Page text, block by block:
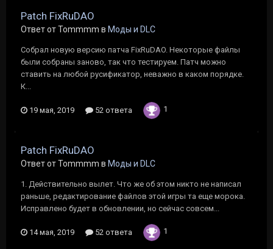
Patch FixRuDAO
Ответ от Tommmm в Моды и DLC
Собрал новую версию патча FixRuDAO. Некоторые файлы
были собраны заново, так что тестируем. Патч можно
ставить на любой русификатор, неважно в каком порядке.
К...
19 мая, 2019 52 ответа 1
Patch FixRuDAO
Ответ от Tommmm в Моды и DLC
1. Действительно вылет. Что же об этом никто не написал
раньше, редактирование файлов этой игры та еще морока.
Исправлено будет в обновлении, но сейчас совсем...
14 мая, 2019 52 ответа 1